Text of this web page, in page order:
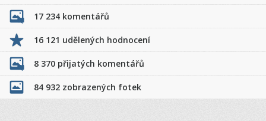
17 234 komentářů
16 121 udělených hodnocení
8 370 přijatých komentářů
84 932 zobrazených fotek